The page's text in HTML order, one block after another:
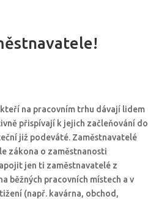
na pracovním trhu dávají lidem
přispívají k jejich začleňování do
již podeváté. Zaměstnavatelé
zákona o zaměstnanosti
jen ti zaměstnavatelé z
běžných pracovních místech a v
(např. kavárna, obchod,